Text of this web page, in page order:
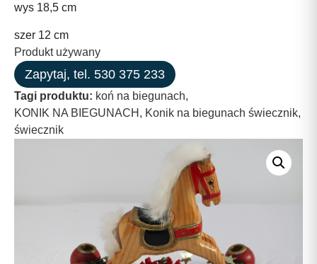
wys 18,5 cm
szer 12 cm
Produkt używany
Zapytaj, tel. 530 375 233
Tagi produktu: koń na biegunach,
KONIK NA BIEGUNACH , Konik na biegunach świecznik,
świecznik